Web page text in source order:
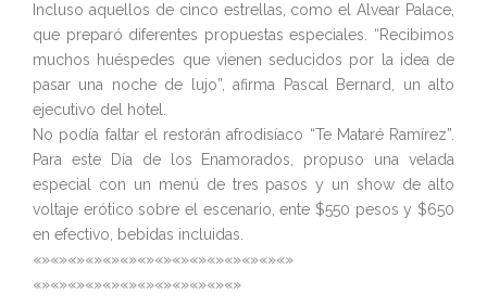
Incluso aquellos de cinco estrellas, como el Alvear Palace,
que preparó diferentes propuestas especiales. “Recibimos
muchos huéspedes que vienen seducidos por la idea de
pasar una noche de lujo”, afirma Pascal Bernard, un alto
ejecutivo del hotel.
No podía faltar el restorán afrodisíaco “Te Mataré Ramírez”.
Para este Día de los Enamorados, propuso una velada
especial con un menú de tres pasos y un show de alto
voltaje erótico sobre el escenario, ente $550 pesos y $650
en efectivo, bebidas incluidas.
«»«»«»«»«»«»«»«»«»«»«»«»«»«»«»
«»«»«»«»«»«»«»«»«»«»«»«»